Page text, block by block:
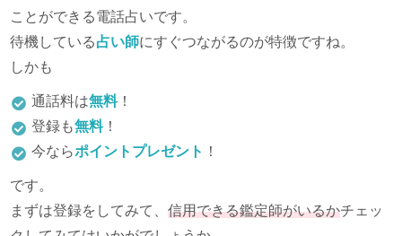
ことができる電話占いです。
待機している占い師にすぐつながるのが特徴ですね。
しかも
通話料は無料！
登録も無料！
今ならポイントプレゼント ！
です。
まずは登録をしてみて、 信用できる鑑定師がいるかチェッ